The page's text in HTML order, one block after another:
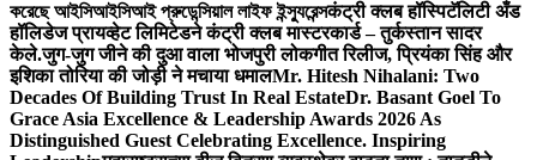
করেছে আইসিআইসিআই প্রুডেন্সিয়াল লাইফ ইন্স্যুরেন্সकंट्री क्लब हॉस्पिटॅलिटी अँड
हॉलिडेज प्रायव्हेट लिमिटेडने कंट्री क्लब मास्टरकार्ड – तुर्कस्तान सादर
केले.जुग-जुग जीने की दुआ वाला भोजपुरी लोकगीत रिलीज, प्रियंका सिंह और
इशिका तोरिया की जोड़ी ने मचाया धमालMr. Hitesh Nihalani: Two
Decades Of Building Trust In Real EstateDr. Basant Goel To
Grace Asia Excellence & Leadership Awards 2026 As
Distinguished Guest Celebrating Excellence. Inspiring